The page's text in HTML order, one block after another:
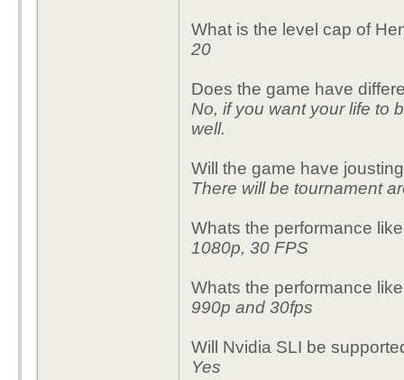
What is the level cap of
20
Does the game have
No, if you want your life to
well.
Will the game have
There will be tournament
Whats the performance
1080p, 30 FPS
Whats the performance
990p and 30fps
Will Nvidia SLI be
Yes